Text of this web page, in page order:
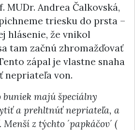
MUDr. Andrea Čalkovská,
triesku do prsta –
hlásenie, že vnikol
tam začnú zhromažďovať
zápal je vlastne snaha
nepriateľa von.
buniek majú špeciálny
a prehltnúť nepriateľa, a
z týchto ´papkáčov´ (